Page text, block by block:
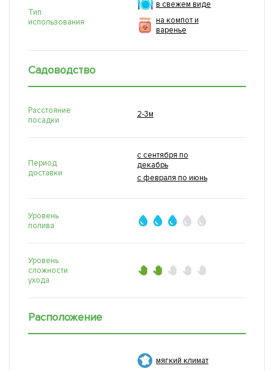
Тип
использования
в свежем виде
на компот и
варенье
Садоводство
Расстояние
посадки
2-3м
Период
доставки
с сентября по
декабрь
с февраля по июнь
Уровень
полива
Уровень
сложности
ухода
Расположение
мягкий климат